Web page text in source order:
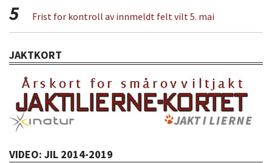
5 Frist for kontroll av innmeldt felt vilt 5. mai
JAKTKORT
VIDEO: JIL 2014-2019